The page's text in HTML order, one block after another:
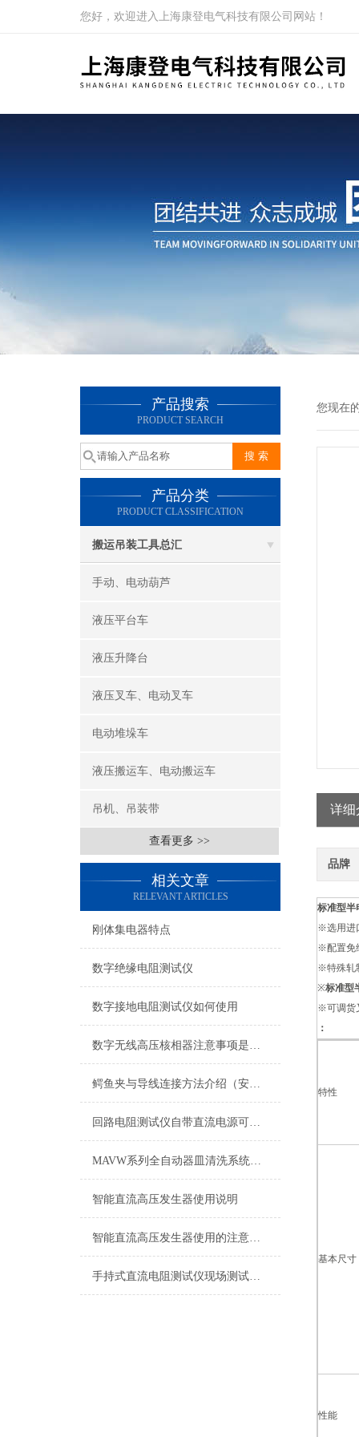
您好，欢迎进入上海康登电气科技有限公司网站！
产品搜索
PRODUCT SEARCH
产品分类
PRODUCT CLASSIFICATION
搬运吊装工具总汇
手动、电动葫芦
液压平台车
液压升降台
液压叉车、电动叉车
电动堆垛车
液压搬运车、电动搬运车
吊机、吊装带
查看更多 >>
相关文章
RELEVANT ARTICLES
刚体集电器特点
数字绝缘电阻测试仪
数字接地电阻测试仪如何使用
数字无线高压核相器注意事项是什么
鳄鱼夹与导线连接方法介绍（安全连接鳄鱼夹方法）
回路电阻测试仪自带直流电源可在无电源试验现场进行试验
MAVW系列全自动器皿清洗系统技术参数
智能直流高压发生器使用说明
智能直流高压发生器使用的注意事项
手持式直流电阻测试仪现场测试使用说明
您现在
详细
品牌
标准型半
※选用进
※配置免
※特殊轧
※标准型
※可调货
：
特性
基本尺寸
性能